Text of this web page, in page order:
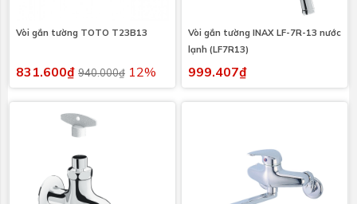
Vòi gắn tường TOTO T23B13
831.600₫ 940.000₫ 12%
Vòi gắn tường INAX LF-7R-13 nước
lạnh (LF7R13)
999.407₫